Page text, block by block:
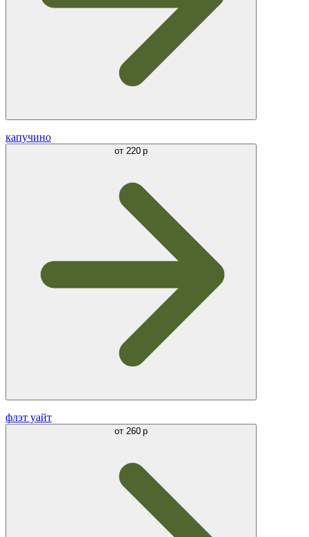
капучино
от 220 р
флэт уайт
от 260 р